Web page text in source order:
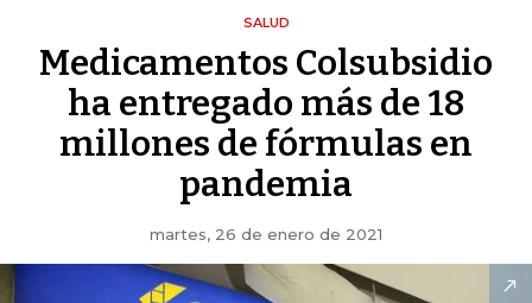
SALUD
Medicamentos Colsubsidio
ha entregado más de 18
millones de fórmulas en
pandemia
martes, 26 de enero de 2021